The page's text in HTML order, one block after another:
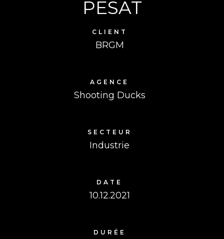
PESAT
CLIENT
BRGM
AGENCE
Shooting Ducks
SECTEUR
Industrie
DATE
10.12.2021
DURÉE